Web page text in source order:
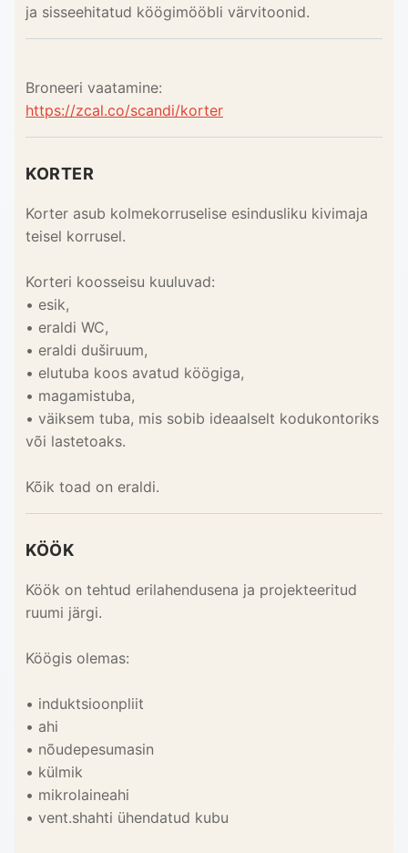
ja sisseehitatud köögimööbli värvitoonid.
Broneeri vaatamine:
https://zcal.co/scandi/korter
KORTER
Korter asub kolmekorruselise esindusliku kivimaja
teisel korrusel.
Korteri koosseisu kuuluvad:
• esik,
• eraldi WC,
• eraldi duširuum,
• elutuba koos avatud köögiga,
• magamistuba,
• väiksem tuba, mis sobib ideaalselt kodukontoriks
või lastetoaks.
Kõik toad on eraldi.
KÖÖK
Köök on tehtud erilahendusena ja projekteeritud
ruumi järgi.
Köögis olemas:
• induktsioonpliit
• ahi
• nõudepesumasin
• külmik
• mikrolaineahi
• vent.shahti ühendatud kubu